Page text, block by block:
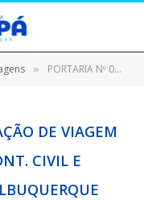
» PORTARIA Nº 024 DESIGNAÇÃO DE VIAGEM À COORD. DO POSTO DE IDNT. CIVIL E CRIMINAL – IZOMARA B. ALBUQUERQUE
DE VIAGEM
CIVIL E